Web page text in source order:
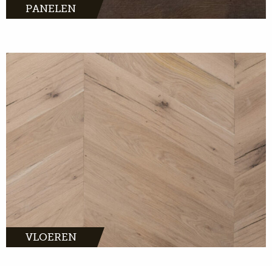
PANELEN
MEER INFO
VLOEREN